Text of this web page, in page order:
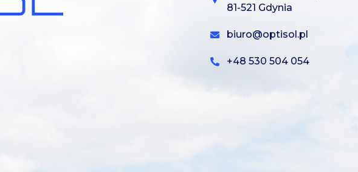
81-521 Gdynia
biuro@optisol.pl
+48 530 504 054